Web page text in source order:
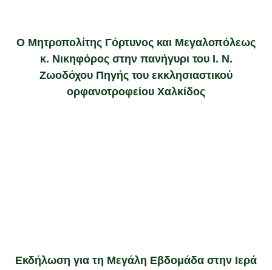
Ο Μητροπολίτης Γόρτυνος και Μεγαλοπόλεως
κ. Νικηφόρος στην πανήγυρι του Ι. Ν.
Ζωοδόχου Πηγής του εκκλησιαστικού
ορφανοτροφείου Χαλκίδος
Εκδήλωση για τη Μεγάλη Εβδομάδα στην Ιερά